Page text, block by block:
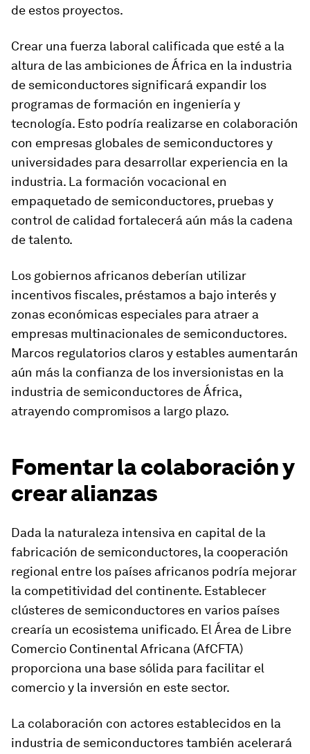
de estos proyectos.
Crear una fuerza laboral calificada que esté a la
altura de las ambiciones de África en la industria
de semiconductores significará expandir los
programas de formación en ingeniería y
tecnología. Esto podría realizarse en colaboración
con empresas globales de semiconductores y
universidades para desarrollar experiencia en la
industria. La formación vocacional en
empaquetado de semiconductores, pruebas y
control de calidad fortalecerá aún más la cadena
de talento.
Los gobiernos africanos deberían utilizar
incentivos fiscales, préstamos a bajo interés y
zonas económicas especiales para atraer a
empresas multinacionales de semiconductores.
Marcos regulatorios claros y estables aumentarán
aún más la confianza de los inversionistas en la
industria de semiconductores de África,
atrayendo compromisos a largo plazo.
Fomentar la colaboración y
crear alianzas
Dada la naturaleza intensiva en capital de la
fabricación de semiconductores, la cooperación
regional entre los países africanos podría mejorar
la competitividad del continente. Establecer
clústeres de semiconductores en varios países
crearía un ecosistema unificado. El Área de Libre
Comercio Continental Africana (AfCFTA)
proporciona una base sólida para facilitar el
comercio y la inversión en este sector.
La colaboración con actores establecidos en la
industria de semiconductores también acelerará